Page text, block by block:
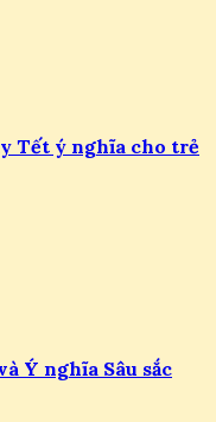
Tết ý nghĩa cho trẻ
Ý nghĩa Sâu sắc